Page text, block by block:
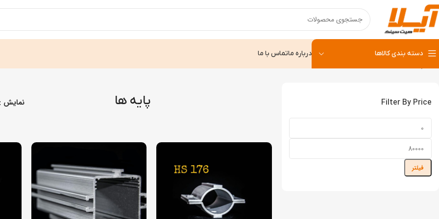
دسته بندی کالاها درباره ماتماس با ما
Filter By Price
فیلتر
پایه ها نمایش